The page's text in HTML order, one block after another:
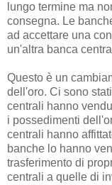
lungo termine ma
consegna. Le
ad accettare una
un'altra banca
Questo è un
dell'oro. Ci sono
centrali hanno
i possedimenti
centrali hanno
banche lo hanno
trasferimento di
centrali a quelle di